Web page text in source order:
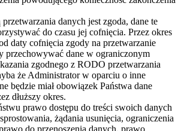
przetwarzania danych jest zgoda, dane te
do czasu jej cofnięcia. Przez okres
daty cofnięcia zgody na przetwarzanie
przechowywać dane w ograniczonym
zgodnego z RODO przetwarzania
że Administrator w oparciu o inne
będzie miał obowiązek Państwa dane
dłuższy okres.
prawo dostępu do treści swoich danych
żądania usunięcia, ograniczenia